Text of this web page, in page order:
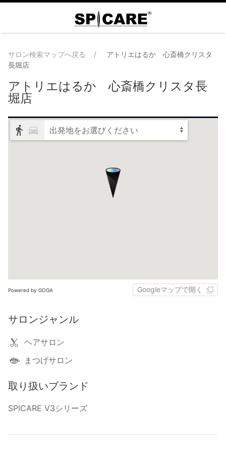
サロン検索マップへ戻る
アトリエはるか 心斎橋クリスタ
長堀店
アトリエはるか 心斎橋クリスタ長
堀店
出発地をお選びください
Powered by GOGA Googleマップで開く
サロンジャンル
ヘアサロン
まつげサロン
取り扱いブランド
SPICARE V3シリーズ